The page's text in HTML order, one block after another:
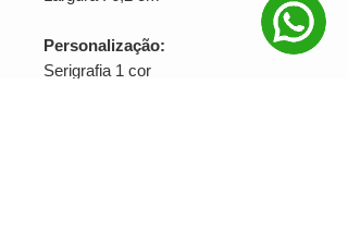
Personalização:
Serigrafia 1 cor